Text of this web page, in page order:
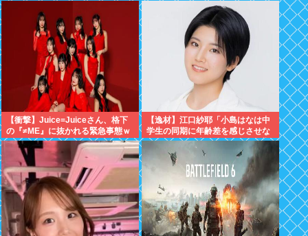
【衝撃】Juice=Juiceさん、格下
の『≠ME』に抜かれる緊急事態ｗ
ｗｗｗｗｗｗｗｗｗｗｗ
【逸材】江口紗耶「小島はなは中
学生の同期に年齢差を感じさせな
いように気を遣っているが、同期
2人は気づ